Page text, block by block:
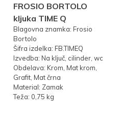
FROSIO BORTOLO
kljuka TIME Q
Blagovna znamka: Frosio
Bortolo
Šifra izdelka: FB.TIMEQ
Izvedba: Na ključ, cilinder, wc
Obdelava: Krom, Mat krom,
Grafit, Mat črna
Material: Zamak
Teža: 0,75 kg